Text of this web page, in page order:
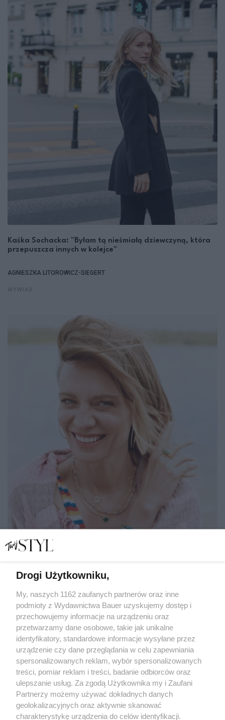
Kaśka Sochacka: "Byłam tą nieśmiałą dziewczyną, która
przepuszcza innych w kolejce"
AGNIESZKA LITOROWICZ-SIEGERT
o sobie"
BEATA NOWICKA
WYWIAD
Drogi Użytkowniku,
My, naszych 1162 zaufanych partnerów oraz inne
podmioty z Wydawnictwa Bauer uzyskujemy dostęp i
przechowujemy informacje na urządzeniu oraz
przetwarzamy dane osobowe, takie jak unikalne
identyfikatory, standardowe informacje wysyłane przez
urządzenie czy dane przeglądania w celu zapewniania
spersonalizowanych reklam, wybór spersonalizowanych
treści, pomiar reklam i treści, badanie odbiorców oraz
ulepszanie usług. Za zgodą Użytkownika my i Zaufani
Partnerzy możemy używać dokładnych danych
geolokalizacyjnych oraz aktywnie skanować
charakterystykę urządzenia do celów identyfikacji.